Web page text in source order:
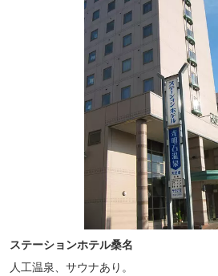
ステーションホテル桑名
人工温泉、サウナあり。